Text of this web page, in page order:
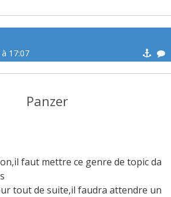
17:07
Panzer
faut mettre ce genre de topic da
tout de suite,il faudra attendre un